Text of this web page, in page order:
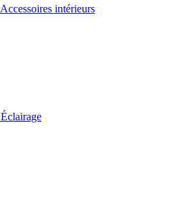
Accessoires intérieurs
Éclairage